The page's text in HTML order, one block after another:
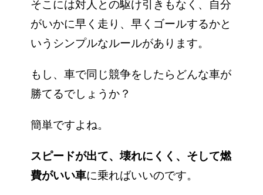
そこには対人との駆け引きもなく、自分
がいかに早く走り、早くゴールするかと
いうシンプルなルールがあります。
もし、車で同じ競争をしたらどんな車が
勝てるでしょうか？
簡単ですよね。
スピードが出て、壊れにくく、そして燃
費がいい車に乗ればいいのです。